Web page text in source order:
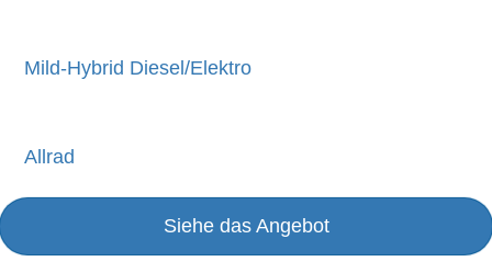
Mild-Hybrid Diesel/Elektro
Allrad
Siehe das Angebot